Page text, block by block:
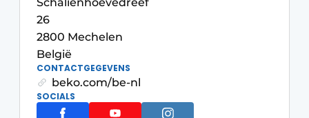
Privacy / Cookie statement
Vacature aanmelden
Video’s
26
2800 Mechelen
België
CONTACTGEGEVENS
beko.com/be-nl
SOCIALS